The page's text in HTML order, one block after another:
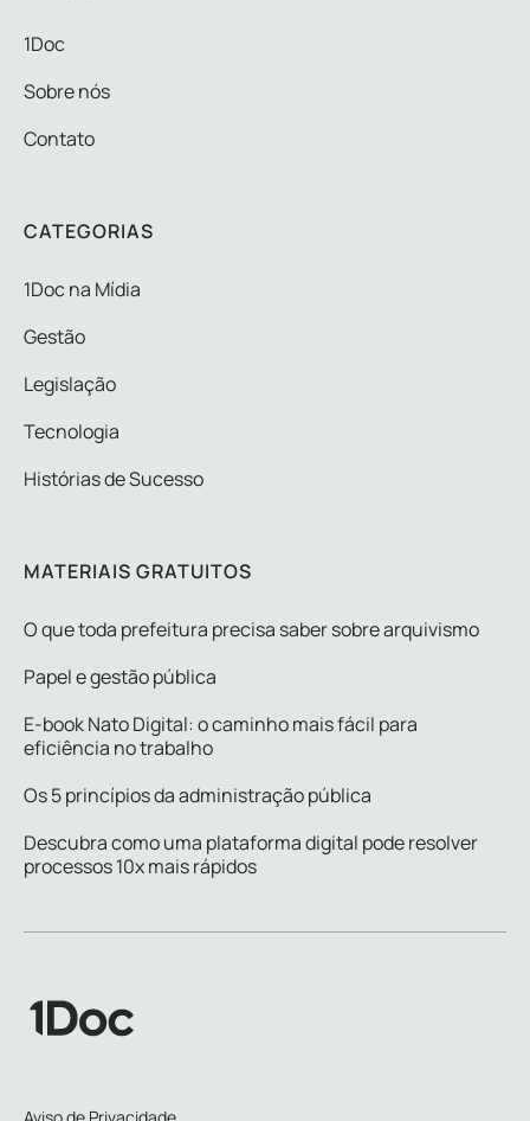
1Doc
Sobre nós
Contato
CATEGORIAS
1Doc na Mídia
Gestão
Legislação
Tecnologia
Histórias de Sucesso
MATERIAIS GRATUITOS
O que toda prefeitura precisa saber sobre arquivismo
Papel e gestão pública
E-book Nato Digital: o caminho mais fácil para
eficiência no trabalho
Os 5 princípios da administração pública
Descubra como uma plataforma digital pode resolver
processos 10x mais rápidos
Aviso de Privacidade